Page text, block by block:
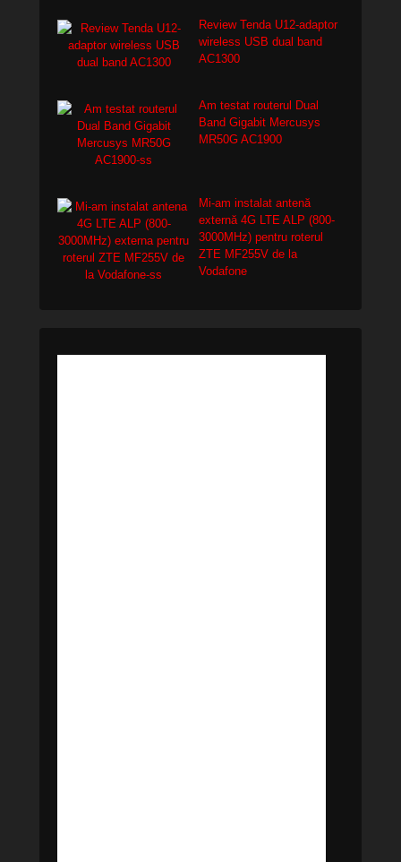
Review Tenda U12-adaptor
wireless USB dual band
AC1300
Am testat routerul Dual
Band Gigabit Mercusys
MR50G AC1900
Mi-am instalat antenă
externă 4G LTE ALP (800-
3000MHz) pentru roterul
ZTE MF255V de la
Vodafone